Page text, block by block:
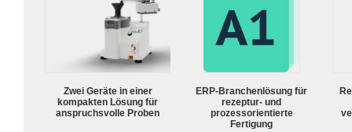
Zwei Geräte in einer
kompakten Lösung für
anspruchsvolle Proben
ERP-Branchenlösung für
rezeptur- und
prozessorientierte
Fertigung